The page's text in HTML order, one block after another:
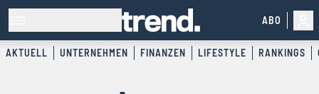
ABO
AKTUELL UNTERNEHMEN FINANZEN LIFESTYLE RANKINGS